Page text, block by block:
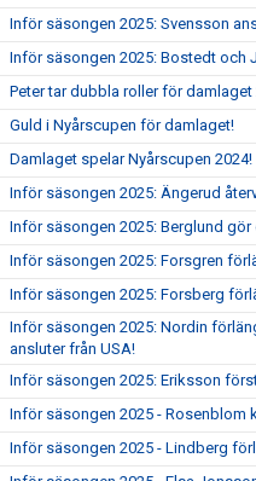
Inför säsongen 2025: Svensson
Inför säsongen 2025: Bostedt och
Peter tar dubbla roller för damlaget
Guld i Nyårscupen för damlaget!
Damlaget spelar Nyårscupen 2024!
Inför säsongen 2025: Ängerud
Inför säsongen 2025: Berglund
Inför säsongen 2025: Forsgren
Inför säsongen 2025: Forsberg
Inför säsongen 2025: Nordin
ansluter från USA!
Inför säsongen 2025: Eriksson
Inför säsongen 2025 - Rosenblom
Inför säsongen 2025 - Lindberg